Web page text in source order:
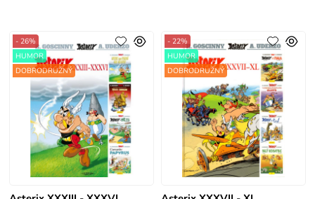
- 26%
HUMOR
DOBRODRUŽNÝ
- 22%
HUMOR
DOBRODRUŽNÝ